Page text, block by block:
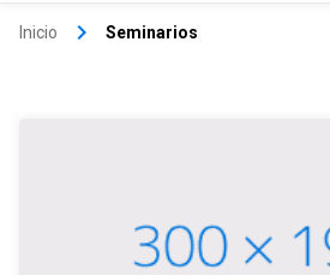
Inicio keyboard_arrow_right Seminarios